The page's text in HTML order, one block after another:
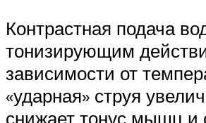
Контрастная подача
тонизирующим
зависимости от
«ударная» струя
снижает тонус мышц и